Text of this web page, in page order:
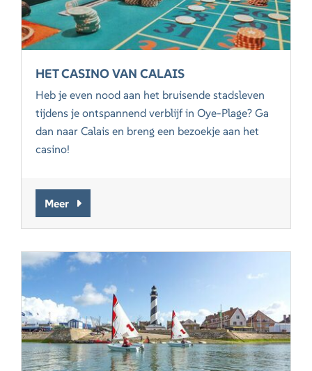
HET CASINO VAN CALAIS
Heb je even nood aan het bruisende stadsleven
tijdens je ontspannend verblijf in Oye-Plage? Ga
dan naar Calais en breng een bezoekje aan het
casino!
Meer